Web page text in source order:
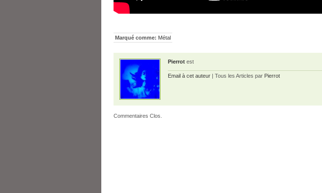
Marqué comme: Métal
Pierrot est
Email à cet auteur | Tous les Articles par Pierrot
Commentaires Clos.